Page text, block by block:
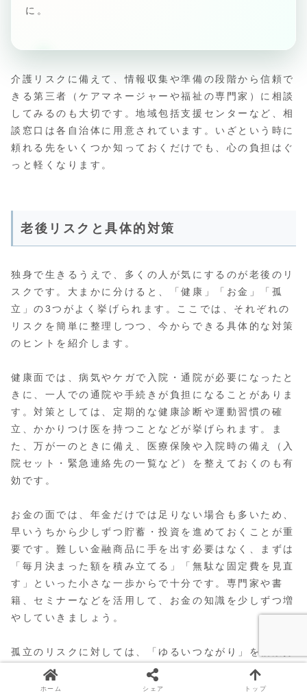
に。
介護リスクに備えて、情報収集や準備の段階から信頼で
きる第三者（ケアマネージャーや福祉の専門家）に相談
してみるのも大切です。地域包括支援センターなど、相
談窓口は各自治体に用意されています。いざという時に
頼れる先をいくつか知っておくだけでも、心の負担はぐ
っと軽くなります。
老後リスクと具体的対策
独身で生きるうえで、多くの人が気にするのが老後のリ
スクです。大まかに分けると、「健康」「お金」「孤
立」の3つがよく挙げられます。ここでは、それぞれの
リスクを簡単に整理しつつ、今からできる具体的な対策
のヒントを紹介します。
健康面では、病気やケガで入院・通院が必要になったと
きに、一人での通院や手続きが負担になることがありま
す。対策としては、定期的な健康診断や運動習慣の確
立、かかりつけ医を持つことなどが挙げられます。ま
た、万が一のときに備え、医療保険や入院時の備え（入
院セット・緊急連絡先の一覧など）を整えておくのも有
効です。
お金の面では、年金だけでは足りない場合も多いため、
早いうちから少しずつ貯蓄・投資を進めておくことが重
要です。難しい金融商品に手を出す必要はなく、まずは
「毎月決まった額を積み立てる」「無駄な固定費を見直
す」といった小さな一歩からで十分です。専門家や書
籍、セミナーなどを活用して、お金の知識を少しずつ増
やしていきましょう。
孤立のリスクに対しては、「ゆるいつながり」を複数持
っておくことがポイントです。近所の顔見知り、趣味の
仲間、オンラインコミュニティなど、深い関係でなくて
ホーム シェア トップ